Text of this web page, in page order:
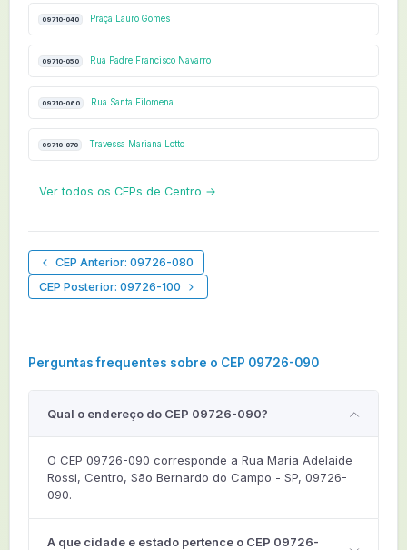
09710-040 Praça Lauro Gomes
09710-050 Rua Padre Francisco Navarro
09710-060 Rua Santa Filomena
09710-070 Travessa Mariana Lotto
Ver todos os CEPs de Centro →
CEP Anterior: 09726-080
CEP Posterior: 09726-100
Perguntas frequentes sobre o CEP 09726-090
Qual o endereço do CEP 09726-090?
O CEP 09726-090 corresponde a Rua Maria Adelaide
Rossi, Centro, São Bernardo do Campo - SP, 09726-
090.
A que cidade e estado pertence o CEP 09726-